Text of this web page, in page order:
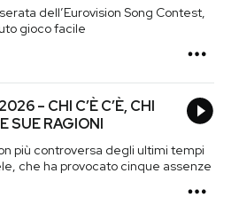
dell’Eurovision Song Contest,
gioco facile
– CHI C’È C’È, CHI
SUE RAGIONI
più controversa degli ultimi tempi
che ha provocato cinque assenze